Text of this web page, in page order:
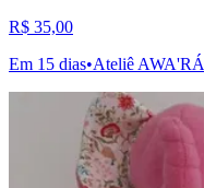
R$ 35,00
Em 15 dias•Ateliê AWA'RÁ